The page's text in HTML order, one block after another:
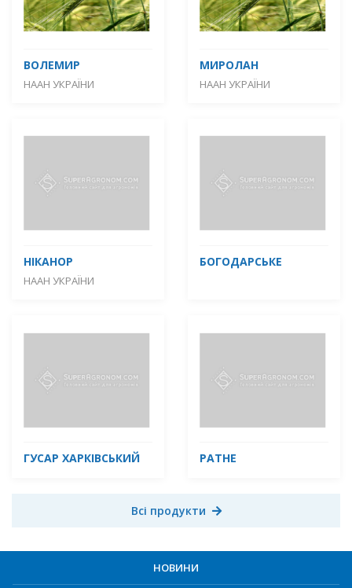
ВОЛЕМИР
НААН УКРАЇНИ
МИРОЛАН
НААН УКРАЇНИ
НІКАНОР
НААН УКРАЇНИ
БОГОДАРСЬКЕ
ГУСАР ХАРКІВСЬКИЙ РАТНЕ
Всі продукти
НОВИНИ